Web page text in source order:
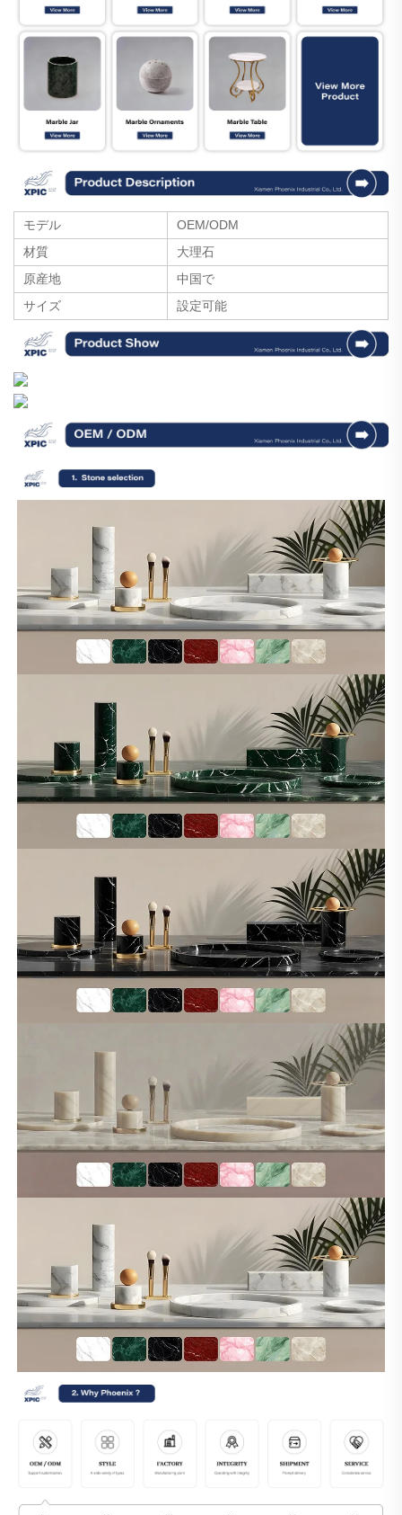
モデル
OEM/ODM
材質
大理石
原産地
中国で
サイズ
設定可能